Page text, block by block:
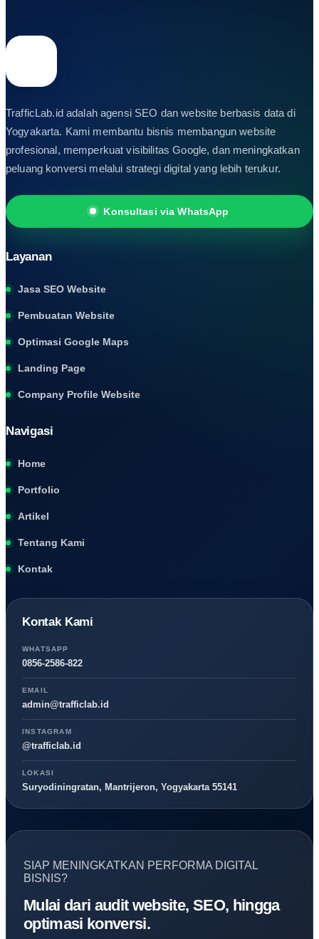
TrafficLab.id adalah agensi SEO dan website berbasis data di
Yogyakarta. Kami membantu bisnis membangun website
profesional, memperkuat visibilitas Google, dan meningkatkan
peluang konversi melalui strategi digital yang lebih terukur.
Konsultasi via WhatsApp
Layanan
Jasa SEO Website
Pembuatan Website
Optimasi Google Maps
Landing Page
Company Profile Website
Navigasi
Home
Portfolio
Artikel
Tentang Kami
Kontak
Kontak Kami
WHATSAPP
0856-2586-822
EMAIL
admin@trafficlab.id
INSTAGRAM
@trafficlab.id
LOKASI
Suryodiningratan, Mantrijeron, Yogyakarta 55141
SIAP MENINGKATKAN PERFORMA DIGITAL
BISNIS?
Mulai dari audit website, SEO, hingga
optimasi konversi.